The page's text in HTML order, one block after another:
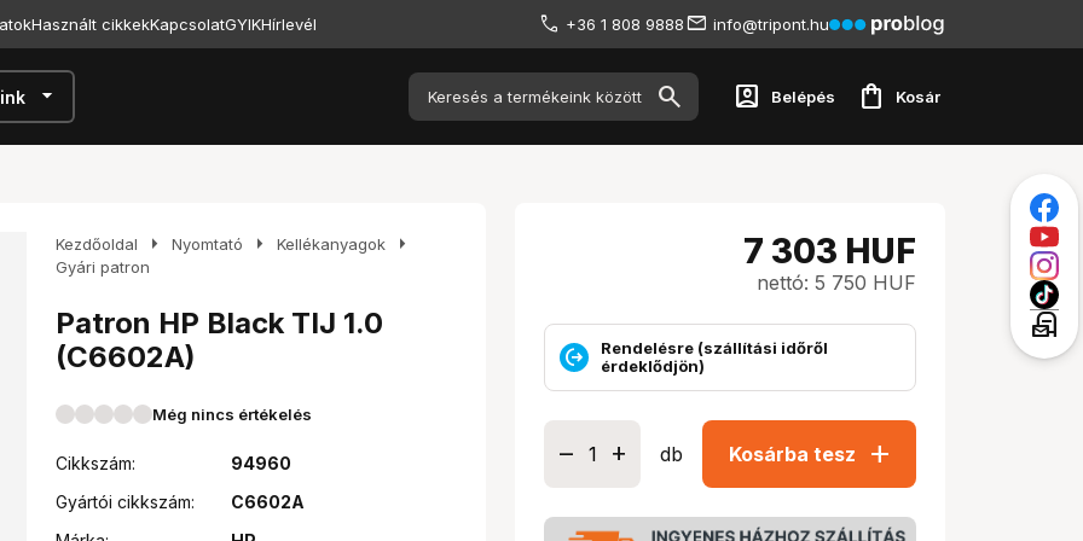
Használt cikkekKapcsolatGYIKHírlevél +36 1 808 9888 info@tripont.hu
arrow_drop_down account_box Belépés shopping_bag Kosár
Kezdőoldal arrow_right Nyomtató arrow_right Kellékanyagok arrow_right
Gyári patron
Patron HP Black TIJ 1.0
(C6602A)
Még nincs értékelés
Cikkszám:
94960
Gyártói cikkszám:
C6602A
7 303 HUF
nettó: 5 750 HUF
Rendelésre (szállítási időről
érdeklődjön)
db Kosárba tesz add
local_post_office